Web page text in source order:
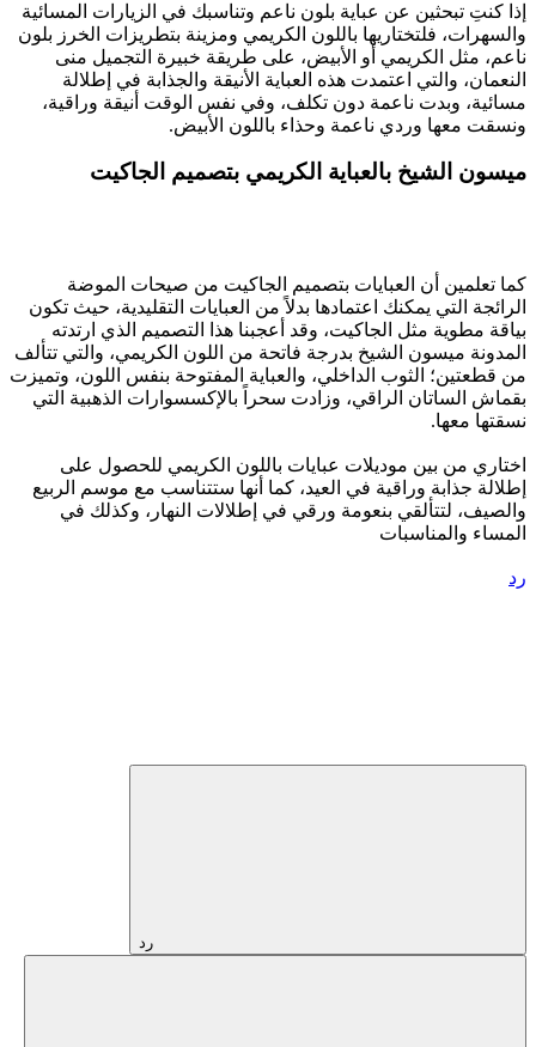
إذا كنتِ تبحثين عن عباية بلون ناعم وتناسبك في الزيارات المسائية
والسهرات، فلتختاريها باللون الكريمي ومزينة بتطريزات الخرز بلون
ناعم، مثل الكريمي أو الأبيض، على طريقة خبيرة التجميل منى
النعمان، والتي اعتمدت هذه العباية الأنيقة والجذابة في إطلالة
مسائية، وبدت ناعمة دون تكلف، وفي نفس الوقت أنيقة وراقية،
ونسقت معها وردي ناعمة وحذاء باللون الأبيض.
ميسون الشيخ بالعباية الكريمي بتصميم الجاكيت​
كما تعلمين أن العبايات بتصميم الجاكيت من صيحات الموضة
الرائجة التي يمكنك اعتمادها بدلاً من العبايات التقليدية، حيث تكون
بياقة مطوية مثل الجاكيت، وقد أعجبنا هذا التصميم الذي ارتدته
المدونة ميسون الشيخ بدرجة فاتحة من اللون الكريمي، والتي تتألف
من قطعتين؛ الثوب الداخلي، والعباية المفتوحة بنفس اللون، وتميزت
بقماش الساتان الراقي، وزادت سحراً بالإكسسوارات الذهبية التي
نسقتها معها.
اختاري من بين موديلات عبايات باللون الكريمي للحصول على
إطلالة جذابة وراقية في العيد، كما أنها ستتناسب مع موسم الربيع
والصيف، لتتألقي بنعومة ورقي في إطلالات النهار، وكذلك في
المساء والمناسبات
رد